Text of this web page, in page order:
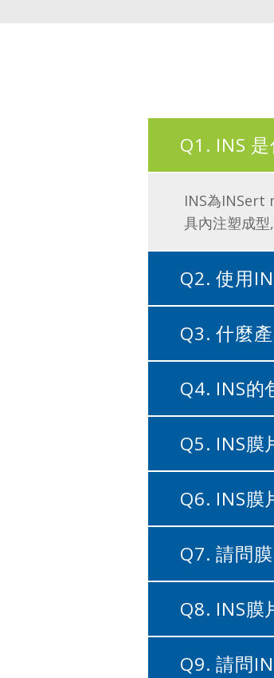
Q1. INS
INS為INSert
具內注塑成
Q2. 使用
Q3. 什麼
Q4. INS的
Q5. INS膜
Q6. INS膜
Q7. 請問
Q8. INS膜
Q9. 請問